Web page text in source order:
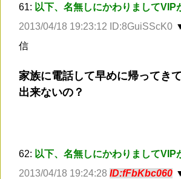
61: 以下、名無しにかわりましてVIP
2013/04/18 19:23:12 ID:8GuiSScK0
信
家族に電話して早めに帰ってき
出来ないの？
62: 以下、名無しにかわりましてVIP
2013/04/18 19:24:28 ID:fFbKbc060